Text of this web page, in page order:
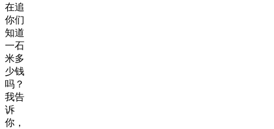
在追
你们
知道
一石
米多
少钱
吗？
我告
诉
你，